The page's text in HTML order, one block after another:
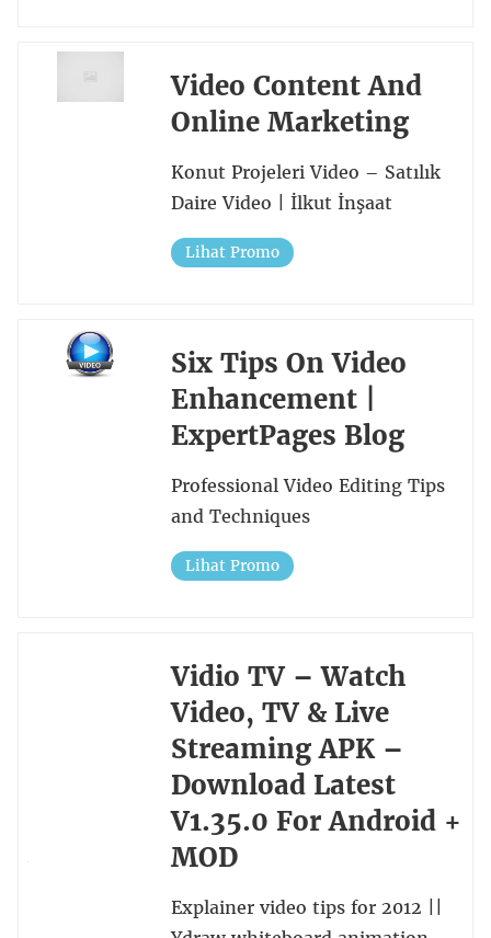
Video Content And
Online Marketing
Konut Projeleri Video – Satılık
Daire Video | İlkut İnşaat
Lihat Promo
Six Tips On Video
Enhancement |
ExpertPages Blog
Professional Video Editing Tips
and Techniques
Lihat Promo
Vidio TV – Watch
Video, TV & Live
Streaming APK –
Download Latest
V1.35.0 For Android +
MOD
Explainer video tips for 2012 ||